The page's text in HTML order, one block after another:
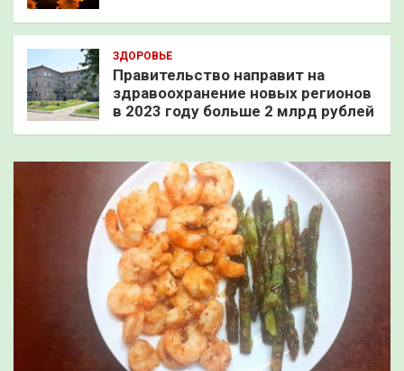
ЗДОРОВЬЕ
Правительство направит на
здравоохранение новых регионов
в 2023 году больше 2 млрд рублей